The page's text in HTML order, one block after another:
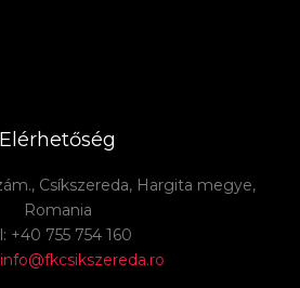
Elérhetőség
Csíkszereda, Hargita megye,
Romania
+40 755 754 160
info@fkcsikszereda.ro